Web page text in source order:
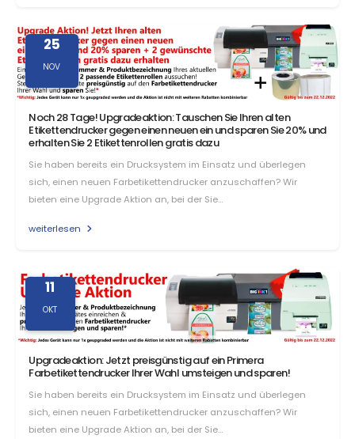
25
NOV
Noch 28 Tage! Upgradeaktion: Tauschen Sie Ihren alten
Etikettendrucker gegen einen neuen ein und sparen Sie 20% und
erhalten Sie 2 Etikettenrollen gratis dazu
Sie haben bereits ein Drucksystem im Einsatz und überlegen
sich, einen neuen Farbetikettendrucker anzuschaffen? Wir
bieten eine Upgrade Aktion an, bei der Sie…
weiterlesen
11
OKT
Upgradeaktion: Jetzt preisgünstig auf ein Primera
Farbetikettendrucker Ihrer Wahl umsteigen und sparen!
Sie haben bereits ein Drucksystem im Einsatz und überlegen
sich, einen neuen Farbetikettendrucker anzuschaffen? Wir
bieten eine Upgrade Aktion an, bei der Sie…